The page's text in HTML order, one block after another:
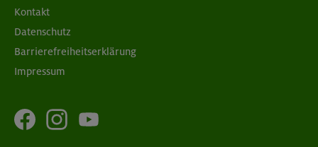
Kontakt
Datenschutz
Barrierefreiheitserklärung
Impressum